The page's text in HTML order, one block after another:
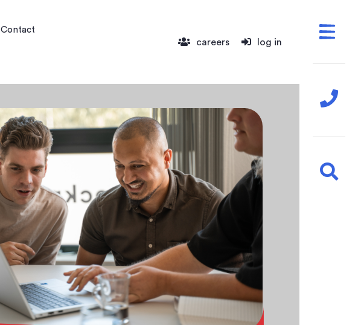
Contact
careers log in